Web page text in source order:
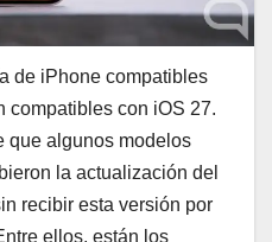
de iPhone compatibles
compatibles con iOS 27.
que algunos modelos
la actualización del
recibir esta versión por
ellos, están los